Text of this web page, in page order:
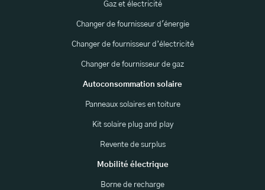
Gaz et électricité
Changer de fournisseur d'énergie
Changer de fournisseur d’électricité
Changer de fournisseur de gaz
Autoconsommation solaire
Panneaux solaires en toiture
Kit solaire plug and play
Revente de surplus
Mobilité électrique
Borne de recharge